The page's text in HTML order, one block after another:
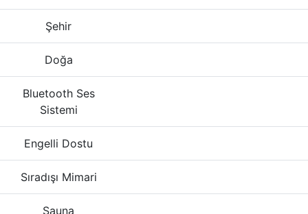
Şehir
Doğa
Bluetooth Ses
Sistemi
Engelli Dostu
Sıradışı Mimari
Sauna